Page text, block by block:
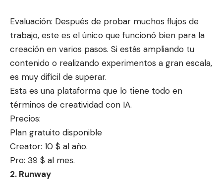
Evaluación: Después de probar muchos flujos de
trabajo, este es el único que funcionó bien para la
creación en varios pasos. Si estás ampliando tu
contenido o realizando experimentos a gran escala,
es muy difícil de superar.
Esta es una plataforma que lo tiene todo en
términos de creatividad con IA.
Precios:
Plan gratuito disponible
Creator: 10 $ al año.
Pro: 39 $ al mes.
2. Runway